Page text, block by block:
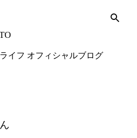
イフ オフィシャルブログ